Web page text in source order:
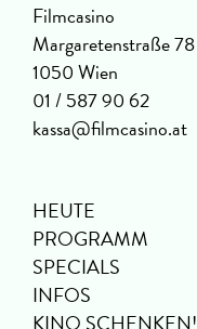
Filmcasino
Margaretenstraße 78
1050 Wien
01 / 587 90 62
kassa@filmcasino.at
HEUTE
PROGRAMM
SPECIALS
INFOS